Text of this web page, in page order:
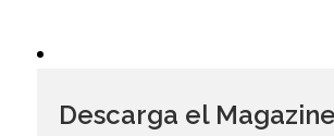
Descarga el